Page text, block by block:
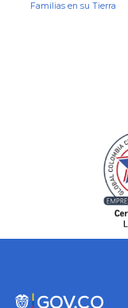
Familias en su Tierra